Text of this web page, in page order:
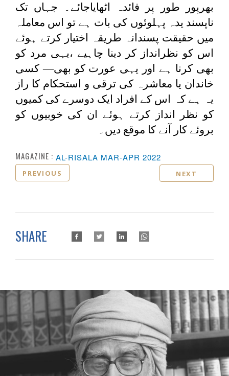
بھرپور طور پر فائدہ اٹھایاجائے۔ جہاں تک
ناپسند یدہ پہلوئوں کی بات ہے تو اس معاملہ
میں حقیقت پسندانہ طریقہ اختیار کرتے ہوئے
اس کو نظرانداز کر دینا چاہیے ،یہی مرد کو
بھی کرنا ہے اور یہی عورت کو بھی— کسی
خاندان یا معاشرہ کی ترقی و استحکام کا راز
یہ ہے کہ اس کے افراد ایک دوسرے کی کمیوں
کو نظر انداز کرتے ہوئے ان کی خوبیوں کو
بروئے کار آنے کا موقع دیں۔
MAGAZINE : AL-RISALA MAR-APR 2022
PREVIOUS NEXT
SHARE